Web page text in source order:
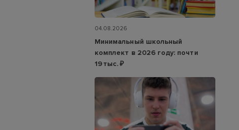
04.08.2026
Минимальный школьный
комплект в 2026 году: почти
19 тыс. ₽